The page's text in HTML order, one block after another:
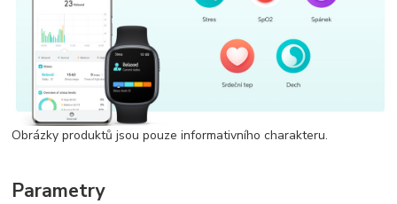
Obrázky produktů jsou pouze informativního charakteru.
Parametry